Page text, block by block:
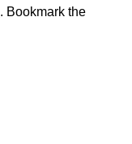
. Bookmark the